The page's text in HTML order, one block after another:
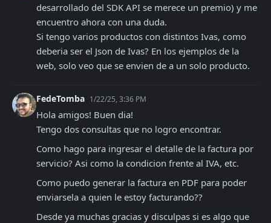
desarrollado del SDK API se merece un premio) y me
encuentro ahora con una duda.
Si tengo varios productos con distintos Ivas, como
deberia ser el Json de Ivas? En los ejemplos de la
web, solo veo que se envien de a un solo producto.
FedeTomba 1/22/25, 3:36 PM
Hola amigos! Buen dia!
Tengo dos consultas que no logro encontrar.
Como hago para ingresar el detalle de la factura por
servicio? Asi como la condicion frente al IVA, etc.
Como puedo generar la factura en PDF para poder
enviarsela a quien le estoy facturando??
Desde ya muchas gracias y disculpas si es algo que